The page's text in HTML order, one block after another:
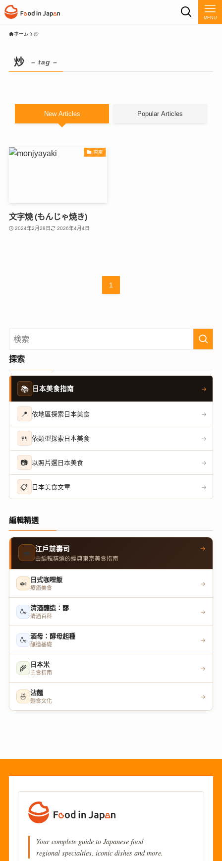
MENU
ホーム 炒
炒 – tag –
New Articles Popular Articles
東京
文字燒 (もんじゃ焼き)
2024年2月28日 2026年4月4日
1
探索
📚 日本美食指南 →
📍 依地區探索日本美食 →
🍴 依類型探索日本美食 →
📷 以照片選日本美食 →
📋 日本美食文章 →
編輯精選
🍣 江戶前壽司
由編輯精選的經典東京美食指南
→
🍛 日式咖哩飯
療癒美食
→
🍶 清酒釀造：醪
清酒百科
→
🍶 酒母：酵母起種
釀造基礎
→
🌾 日本米
主食指南
→
🍜 沾麵
麵食文化
→
Your complete guide to Japanese food
regional specialties, iconic dishes and more.